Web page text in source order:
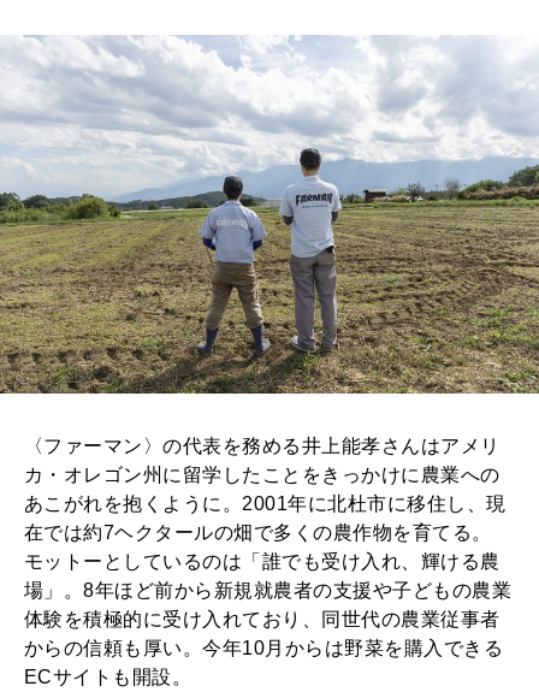
〈ファーマン〉の代表を務める井上能孝さんはアメリ
カ・オレゴン州に留学したことをきっかけに農業への
あこがれを抱くように。2001年に北杜市に移住し、現
在では約7ヘクタールの畑で多くの農作物を育てる。
モットーとしているのは「誰でも受け入れ、輝ける農
場」。8年ほど前から新規就農者の支援や子どもの農業
体験を積極的に受け入れており、同世代の農業従事者
からの信頼も厚い。今年10月からは野菜を購入できる
ECサイトも開設。